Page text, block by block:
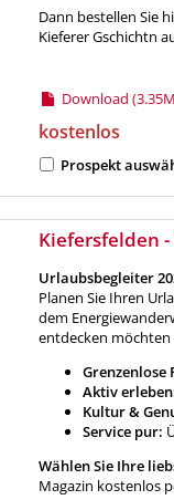
Dann bestellen Sie
Kieferer Gschichtn
Download
kostenlos
Prospekt
Kiefersfelden
Urlaubsbegleiter
Planen Sie Ihren
dem
entdecken möchten
Grenzenlose
Aktiv
Kultur &
Service pur:
Wählen Sie Ihre
Magazin kostenlos